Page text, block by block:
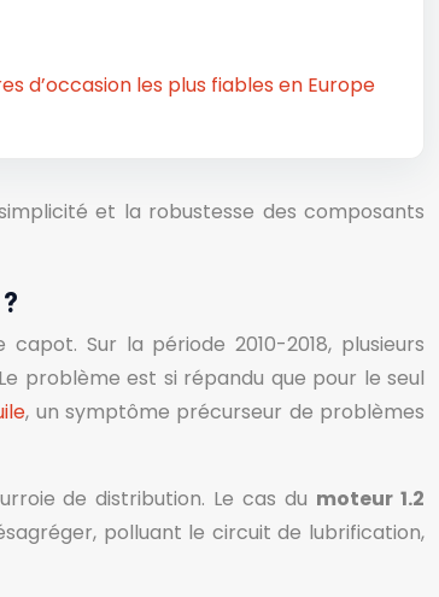
d’occasion les plus fiables en Europe
et la robustesse des composants
Sur la période 2010-2018, plusieurs
problème est si répandu que pour le seul
, un symptôme précurseur de problèmes
de distribution. Le cas du moteur 1.2
polluant le circuit de lubrification,